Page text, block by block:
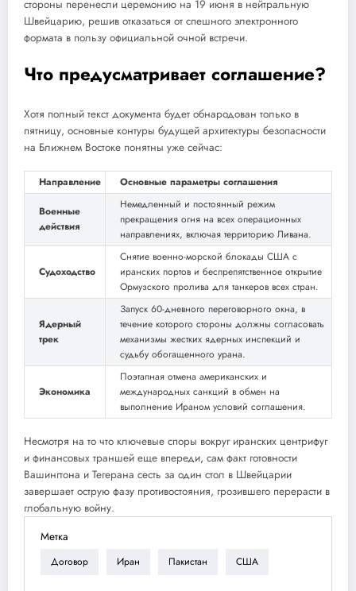
стороны перенесли церемонию на 19 июня в нейтральную
Швейцарию, решив отказаться от спешного электронного
формата в пользу официальной очной встречи.
Что предусматривает соглашение?
Хотя полный текст документа будет обнародован только в
пятницу, основные контуры будущей архитектуры безопасности
на Ближнем Востоке понятны уже сейчас:
Направление Основные параметры соглашения
Военные
действия
Немедленный и постоянный режим
прекращения огня на всех операционных
направлениях, включая территорию Ливана.
Судоходство
Снятие военно-морской блокады США с
иранских портов и беспрепятственное открытие
Ормузского пролива для танкеров всех стран.
Ядерный
трек
Запуск 60-дневного переговорного окна, в
течение которого стороны должны согласовать
механизмы жестких ядерных инспекций и
судьбу обогащенного урана.
Экономика
Поэтапная отмена американских и
международных санкций в обмен на
выполнение Ираном условий соглашения.
Несмотря на то что ключевые споры вокруг иранских центрифуг
и финансовых траншей еще впереди, сам факт готовности
Вашингтона и Тегерана сесть за один стол в Швейцарии
завершает острую фазу противостояния, грозившего перерасти в
глобальную войну.
Метка
Договор Иран Пакистан США